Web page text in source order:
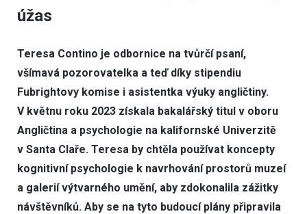
úžas
Teresa Contino je odbornice na tvůrčí psaní,
všímavá pozorovatelka a teď díky stipendiu
Fubrightovy komise i asistentka výuky angličtiny.
V květnu roku 2023 získala bakalářský titul v oboru
Angličtina a psychologie na kalifornské Univerzitě
v Santa Claře. Teresa by chtěla používat koncepty
kognitivní psychologie k navrhování prostorů muzeí
a galerií výtvarného umění, aby zdokonalila zážitky
návštěvníků. Aby se na tyto budoucí plány připravila